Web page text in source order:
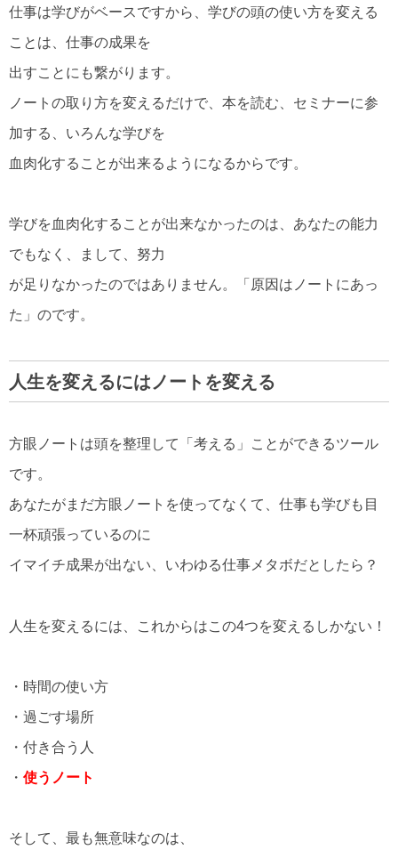
仕事は学びがベースですから、学びの頭の使い方を変える
ことは、仕事の成果を
出すことにも繋がります。
ノートの取り方を変えるだけで、本を読む、セミナーに参
加する、いろんな学びを
血肉化することが出来るようになるからです。
学びを血肉化することが出来なかったのは、あなたの能力
でもなく、まして、努力
が足りなかったのではありません。「原因はノートにあっ
た」のです。
人生を変えるにはノートを変える
方眼ノートは頭を整理して「考える」ことができるツール
です。
あなたがまだ方眼ノートを使ってなくて、仕事も学びも目
一杯頑張っているのに
イマイチ成果が出ない、いわゆる仕事メタボだとしたら？
人生を変えるには、これからはこの4つを変えるしかない！
・時間の使い方
・過ごす場所
・付き合う人
・ 使うノート
そして、最も無意味なのは、